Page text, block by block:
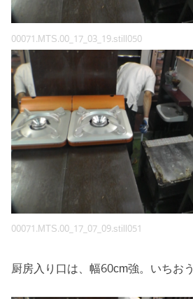
00071.MTS.00_17_03_19.still050
00071.MTS.00_17_07_09.still051
厨房入り口は、幅60cm強。いちおう